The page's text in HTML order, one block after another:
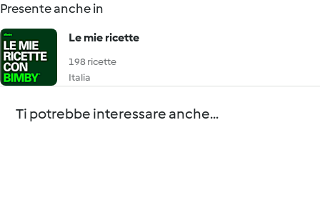
Presente anche in
Le mie ricette
198 ricette
Italia
Ti potrebbe interessare anche...